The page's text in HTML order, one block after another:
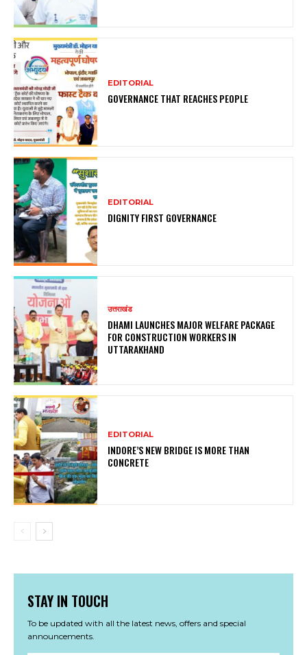
EDITORIAL
GOVERNANCE THAT REACHES PEOPLE
EDITORIAL
DIGNITY FIRST GOVERNANCE
उत्तराखंड
DHAMI LAUNCHES MAJOR WELFARE PACKAGE
FOR CONSTRUCTION WORKERS IN
UTTARAKHAND
EDITORIAL
INDORE’S NEW BRIDGE IS MORE THAN
CONCRETE
STAY IN TOUCH
To be updated with all the latest news, offers and special
announcements.